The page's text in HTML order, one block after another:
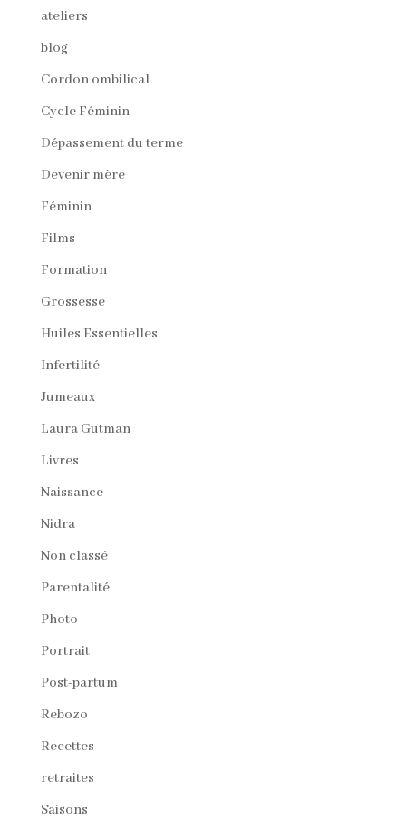
ateliers
blog
Cordon ombilical
Cycle Féminin
Dépassement du terme
Devenir mère
Féminin
Films
Formation
Grossesse
Huiles Essentielles
Infertilité
Jumeaux
Laura Gutman
Livres
Naissance
Nidra
Non classé
Parentalité
Photo
Portrait
Post-partum
Rebozo
Recettes
retraites
Saisons